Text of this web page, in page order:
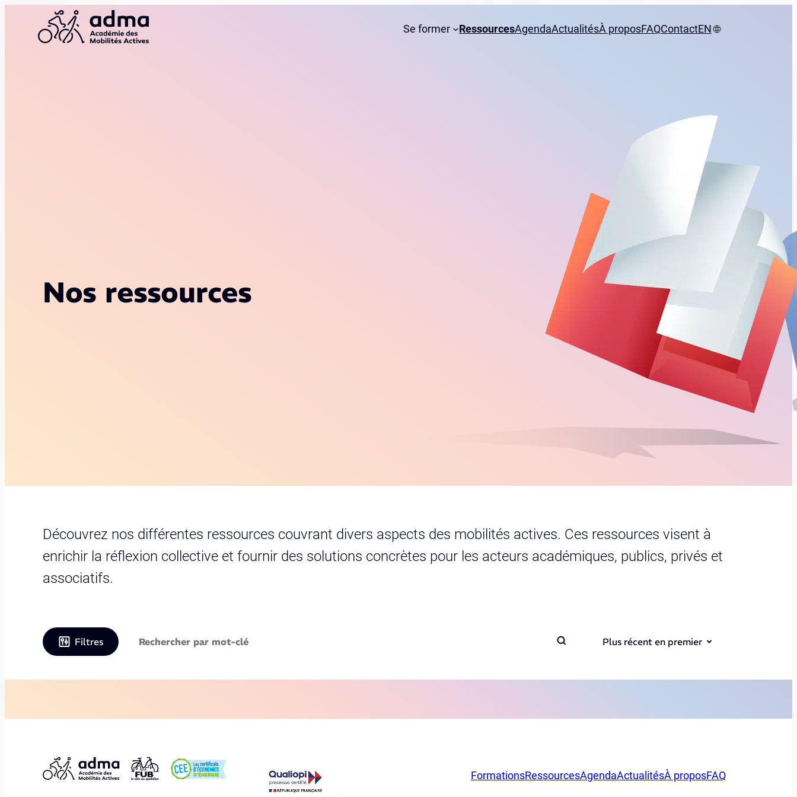
Se former RessourcesAgendaActualitésÀ proposFAQContactEN
Nos ressources
Découvrez nos différentes ressources couvrant divers aspects des mobilités actives. Ces ressources visent à
enrichir la réflexion collective et fournir des solutions concrètes pour les acteurs académiques, publics, privés et
associatifs.
Filtres Plus récent en premier
FormationsRessourcesAgendaActualitésÀ proposFAQ